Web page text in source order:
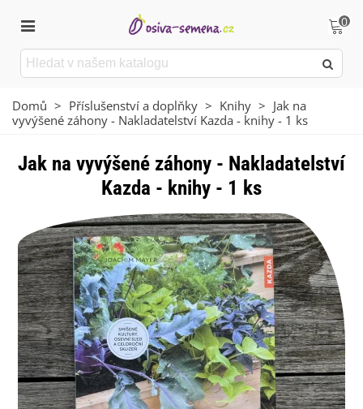
0
Domů > Příslušenství a doplňky > Knihy > Jak na
vyvýšené záhony - Nakladatelství Kazda - knihy - 1 ks
Jak na vyvýšené záhony - Nakladatelství
Kazda - knihy - 1 ks